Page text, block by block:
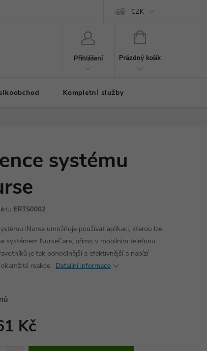
CZK
Přihlášení
NÁKUPNÍ
Prázdný košík
Kompletní služby
systému
ERTS0002
iNurse umožňuje používat aplikaci, kterou lze
systémem NurseCare, přímo v mobilním telefonu.
je tak pohodlnější a efektivnější a nabízí
reakce. Detailní informace
Kč